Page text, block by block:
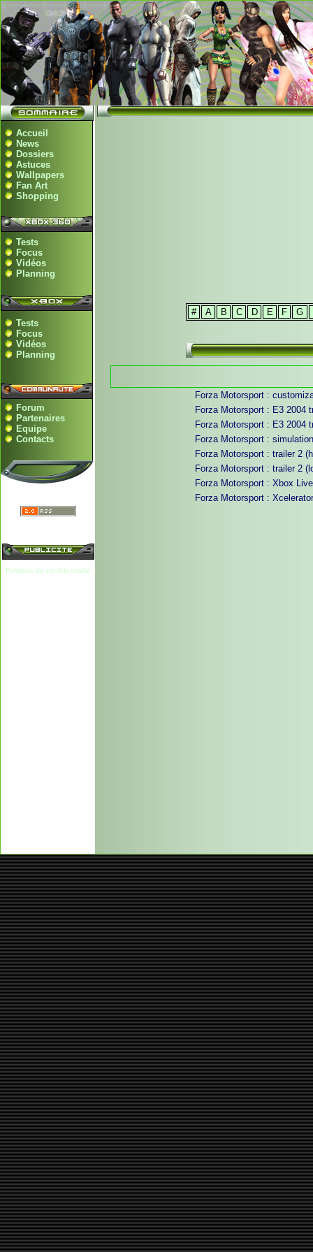
Accueil
News
Dossiers
Astuces
Wallpapers
Fan Art
Shopping
Tests
Focus
Vidéos
Planning
Tests
Focus
Vidéos
Planning
Forum
Partenaires
Equipe
Contacts
Politique de confidentialité
# A B C D E F G
Forza Motorsport :
Forza Motorsport : E3 2004
Forza Motorsport : E3 2004
Forza Motorsport : simulation
Forza Motorsport : trailer 2
Forza Motorsport : trailer 2
Forza Motorsport : Xbox Live
Forza Motorsport :